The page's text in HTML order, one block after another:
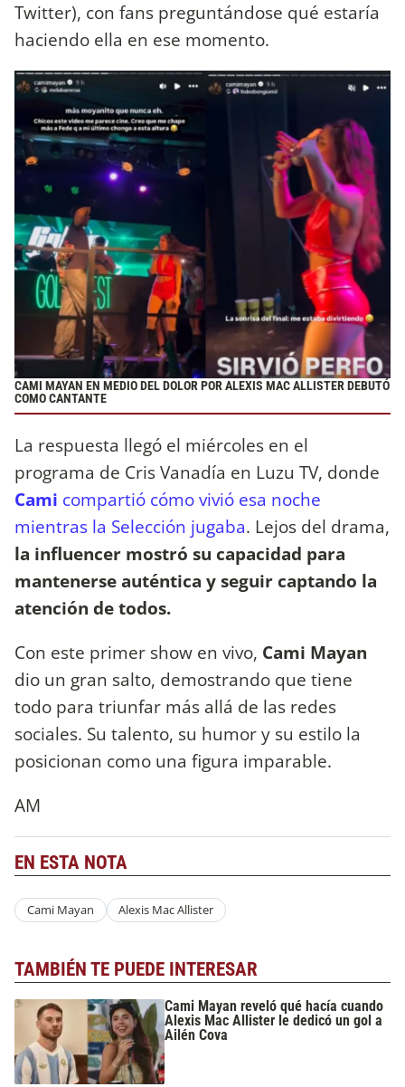
Twitter), con fans preguntándose qué estaría
haciendo ella en ese momento.
CAMI MAYAN EN MEDIO DEL DOLOR POR ALEXIS MAC ALLISTER DEBUTÓ
COMO CANTANTE
La respuesta llegó el miércoles en el
programa de Cris Vanadía en Luzu TV, donde
Cami compartió cómo vivió esa noche
mientras la Selección jugaba. Lejos del drama,
la influencer mostró su capacidad para
mantenerse auténtica y seguir captando la
atención de todos.
Con este primer show en vivo, Cami Mayan
dio un gran salto, demostrando que tiene
todo para triunfar más allá de las redes
sociales. Su talento, su humor y su estilo la
posicionan como una figura imparable.
AM
EN ESTA NOTA
Cami Mayan Alexis Mac Allister
TAMBIÉN TE PUEDE INTERESAR
Cami Mayan reveló qué hacía cuando
Alexis Mac Allister le dedicó un gol a
Ailén Cova